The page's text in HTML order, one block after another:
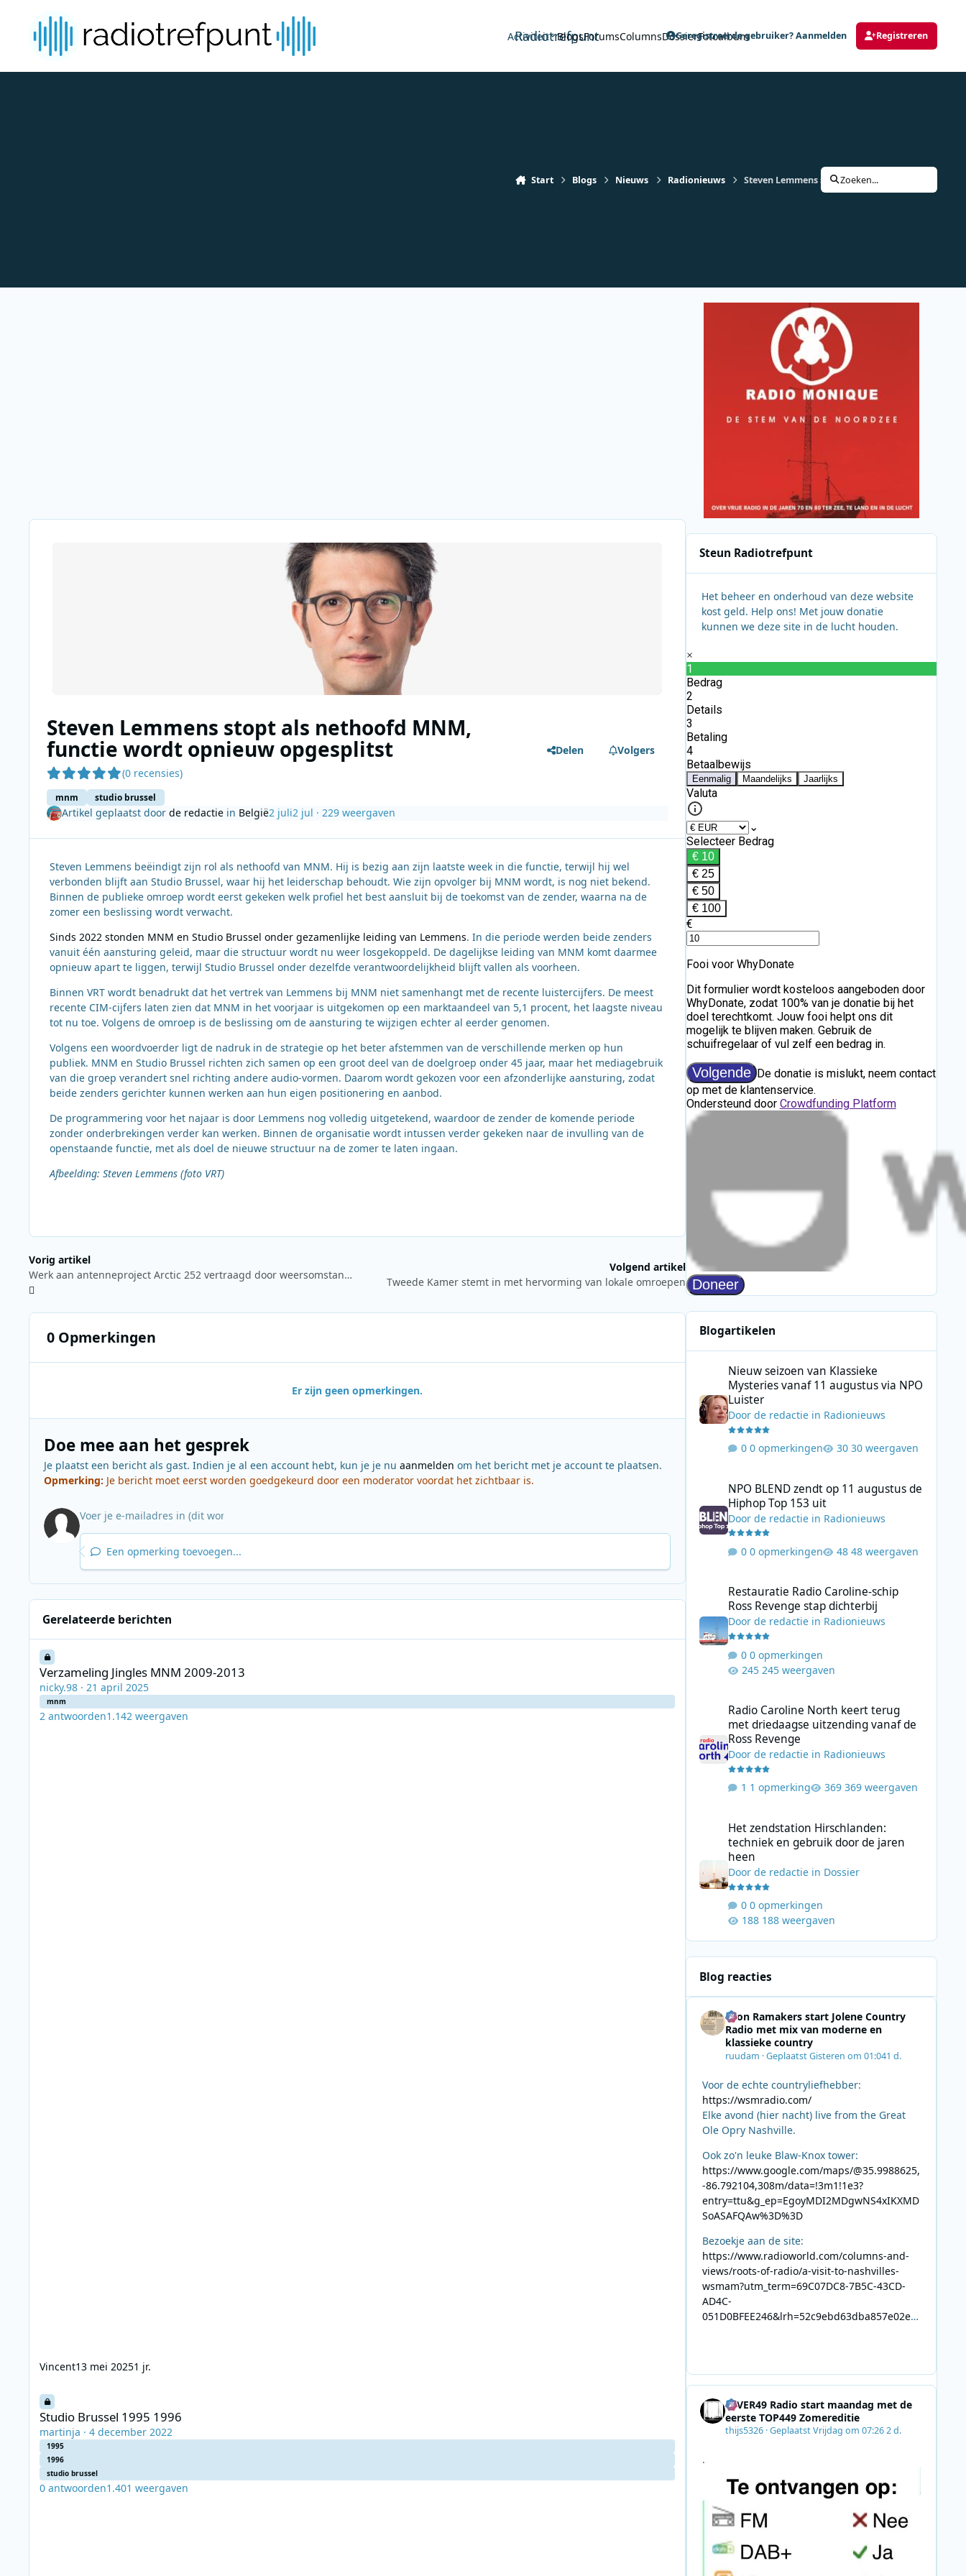
Radiotrefpunt
Activiteit BlogsForumsColumnsDossierFotoalbum
Geregistreerde gebruiker? Aanmelden Registreren
Start Blogs Nieuws Radionieuws Steven Lemmens stopt als nethoofd MNM,
Zoeken...
Steven Lemmens stopt als nethoofd MNM,
functie wordt opnieuw opgesplitst
(0 recensies)
mnm studio brussel
Delen Volgers
Artikel geplaatst door de redactiein België2 juli2 jul · 229 weergaven
Steven Lemmens beëindigt zijn rol als nethoofd van MNM. Hij is bezig aan zijn laatste week in die functie, terwijl hij wel
verbonden blijft aan Studio Brussel, waar hij het leiderschap behoudt. Wie zijn opvolger bij MNM wordt, is nog niet bekend.
Binnen de publieke omroep wordt eerst gekeken welk profiel het best aansluit bij de toekomst van de zender, waarna na de
zomer een beslissing wordt verwacht.
Sinds 2022 stonden MNM en Studio Brussel onder gezamenlijke leiding van Lemmens. In die periode werden beide zenders
vanuit één aansturing geleid, maar die structuur wordt nu weer losgekoppeld. De dagelijkse leiding van MNM komt daarmee
opnieuw apart te liggen, terwijl Studio Brussel onder dezelfde verantwoordelijkheid blijft vallen als voorheen.
Binnen VRT wordt benadrukt dat het vertrek van Lemmens bij MNM niet samenhangt met de recente luistercijfers. De meest
recente CIM-cijfers laten zien dat MNM in het voorjaar is uitgekomen op een marktaandeel van 5,1 procent, het laagste niveau
tot nu toe. Volgens de omroep is de beslissing om de aansturing te wijzigen echter al eerder genomen.
Volgens een woordvoerder ligt de nadruk in de strategie op het beter afstemmen van de verschillende merken op hun
publiek. MNM en Studio Brussel richten zich samen op een groot deel van de doelgroep onder 45 jaar, maar het mediagebruik
van die groep verandert snel richting andere audio-vormen. Daarom wordt gekozen voor een afzonderlijke aansturing, zodat
beide zenders gerichter kunnen werken aan hun eigen positionering en aanbod.
De programmering voor het najaar is door Lemmens nog volledig uitgetekend, waardoor de zender de komende periode
zonder onderbrekingen verder kan werken. Binnen de organisatie wordt intussen verder gekeken naar de invulling van de
openstaande functie, met als doel de nieuwe structuur na de zomer te laten ingaan.
Afbeelding: Steven Lemmens (foto VRT)
Vorig artikel
Werk aan antenneproject Arctic 252 vertraagd door weersomstandigheden in Finland
Volgend artikel
Tweede Kamer stemt in met hervorming van lokale omroepen
0 Opmerkingen
Er zijn geen opmerkingen.
Doe mee aan het gesprek
Je plaatst een bericht als gast. Indien je al een account hebt, kun je je nu aanmelden om het bericht met je account te plaatsen.
Opmerking: Je bericht moet eerst worden goedgekeurd door een moderator voordat het zichtbaar is.
Een opmerking toevoegen...
Gerelateerde berichten
Verzameling Jingles MNM 2009-2013
Verzameling Jingles MNM 2009-2013
nicky.98 · 21 april 2025
mnm
2 antwoorden1.142 weergaven
Vincent13 mei 20251 jr.
Studio Brussel 1995 1996
martinja · 4 december 2022
1995
1996
studio brussel
0 antwoorden1.401 weergaven
Steun Radiotrefpunt
Het beheer en onderhoud van deze website
kost geld. Help ons! Met jouw donatie
kunnen we deze site in de lucht houden.
Blogartikelen
Nieuw seizoen van Klassieke
Mysteries vanaf 11 augustus via NPO
Luister
Door de redactiein Radionieuws
0 opmerkingen 30 weergaven
NPO BLEND zendt op 11 augustus de
Hiphop Top 153 uit
Door de redactiein Radionieuws
0 opmerkingen 48 weergaven
Restauratie Radio Caroline-schip Ross Revenge stap
Restauratie Radio Caroline-schip
Ross Revenge stap dichterbij
Door de redactiein Radionieuws
0 opmerkingen
245 weergaven
Radio Caroline North keert terug
met driedaagse uitzending vanaf de
Ross Revenge
Door de redactiein Radionieuws
1 opmerking 369 weergaven
Het zendstation Hirschlanden:
techniek en gebruik door de jaren
heen
Door de redactiein Dossier
0 opmerkingen
188 weergaven
Blog reacties
Leon Ramakers start Jolene Country
Radio met mix van moderne en
klassieke country
ruudam ·GeplaatstGisteren om 01:041 d.
Voor de echte countryliefhebber:
https://wsmradio.com/
Elke avond (hier nacht) live from the Great
Ole Opry Nashville.
Ook zo'n leuke Blaw-Knox tower:
https://www.google.com/maps/@35.9988625,
-86.792104,308m/data=!3m1!1e3?
entry=ttu&g_ep=EgoyMDI2MDgwNS4xIKXMD
SoASAFQAw%3D%3D
Bezoekje aan de site:
https://www.radioworld.com/columns-and-
views/roots-of-radio/a-visit-to-nashvilles-
wsmam?utm_term=69C07DC8-7B5C-43CD-
AD4C-
051D0BFEE246&lrh=52c9ebd63dba857e02ec
AB2831C8A639&utm_medium=email&utm_co
8F09201A140D&utm_source=SmartBrief
4EVER49 Radio start maandag met de
eerste TOP449 Zomereditie
thijs5326·GeplaatstVrijdag om 07:262 d.
.